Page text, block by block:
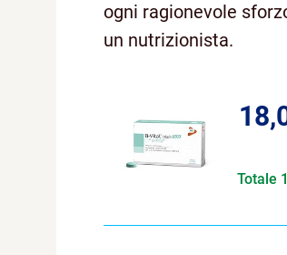
ogni ragionevole
un nutrizionista.
Totale